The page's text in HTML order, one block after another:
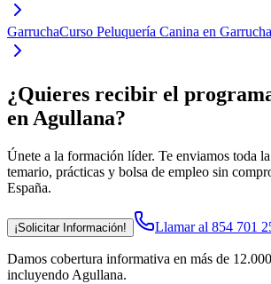
GarruchaCurso Peluquería Canina en Garrucha
¿Quieres recibir el
en Agullana?
Únete a la formación líder. Te enviamos toda
temario, prácticas y bolsa de empleo sin
España.
¡Solicitar Información! Llamar al 854 701
Damos cobertura informativa en más de
incluyendo Agullana.